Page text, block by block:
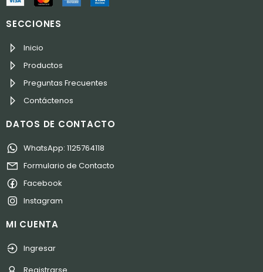
SECCIONES
Inicio
Productos
Preguntas Frecuentes
Contáctenos
DATOS DE CONTACTO
WhatsApp: 1125764118
Formulario de Contacto
Facebook
Instagram
MI CUENTA
Ingresar